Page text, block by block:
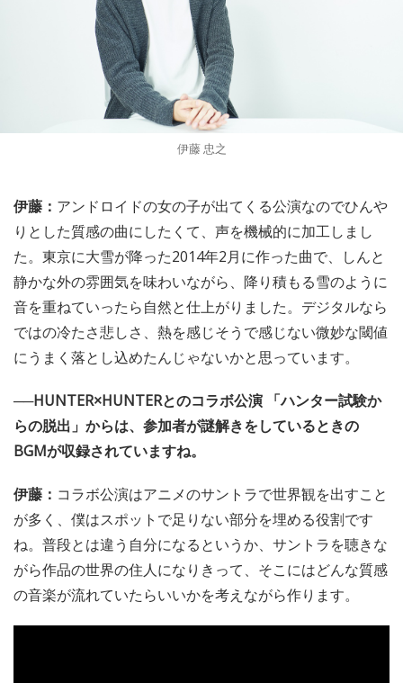
伊藤 忠之
伊藤： アンドロイドの女の子が出てくる公演なのでひんや
りとした質感の曲にしたくて、声を機械的に加工しまし
た。東京に大雪が降った2014年2月に作った曲で、しんと
静かな外の雰囲気を味わいながら、降り積もる雪のように
音を重ねていったら自然と仕上がりました。デジタルなら
ではの冷たさ悲しさ、熱を感じそうで感じない微妙な閾値
にうまく落とし込めたんじゃないかと思っています。
──HUNTER×HUNTERとのコラボ公演 「ハンター試験か
らの脱出」からは、参加者が謎解きをしているときの
BGMが収録されていますね。
伊藤： コラボ公演はアニメのサントラで世界観を出すこと
が多く、僕はスポットで足りない部分を埋める役割です
ね。普段とは違う自分になるというか、サントラを聴きな
がら作品の世界の住人になりきって、そこにはどんな質感
の音楽が流れていたらいいかを考えながら作ります。